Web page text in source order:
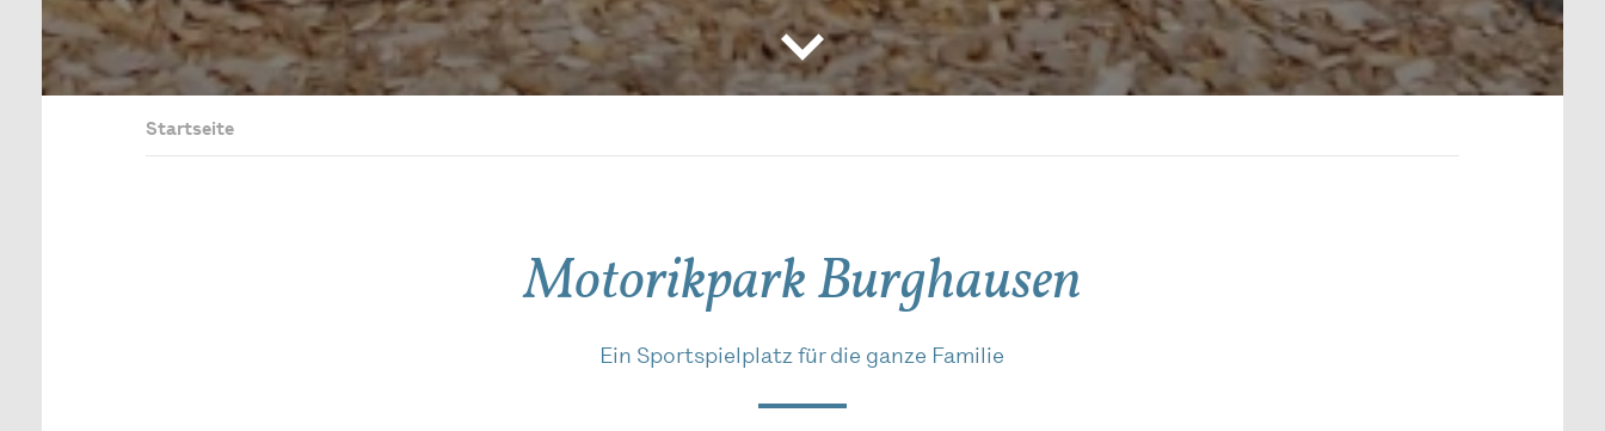
Startseite
Motorikpark Burghausen
Ein Sportspielplatz für die ganze Familie